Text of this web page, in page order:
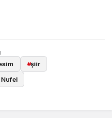
#şiir
Nufel